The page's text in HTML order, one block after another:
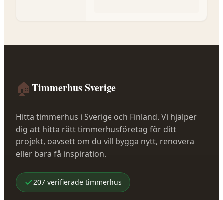
🏠Timmerhus Sverige
Hitta timmerhus i Sverige och Finland. Vi hjälper
dig att hitta rätt timmerhusföretag för ditt
projekt, oavsett om du vill bygga nytt, renovera
eller bara få inspiration.
207 verifierade timmerhus